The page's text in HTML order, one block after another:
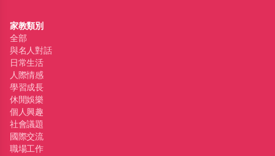
家教類別
全部
與名人對話
日常生活
人際情感
學習成長
休閒娛樂
個人興趣
社會議題
國際交流
職場工作